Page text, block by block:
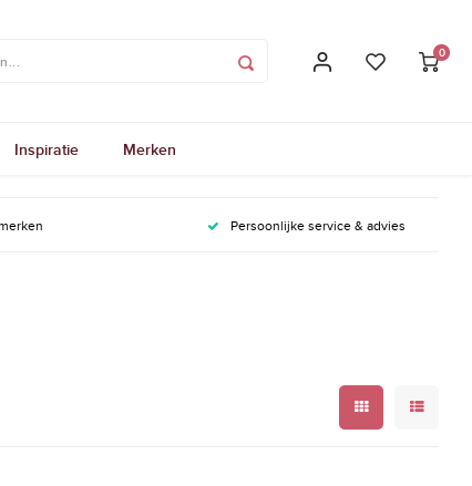
0
Inspiratie Merken
Persoonlijke service & advies